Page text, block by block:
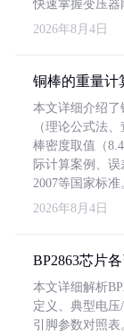
快速掌握变压器
2026年8月4日
铜棒的重量计
本文详细介绍
（理论公式法
棒密度取值（
际计算案例、
2007等国家标准
2026年8月4日
BP2863芯片
本文详细解析
定义、典型电
引脚参数对照